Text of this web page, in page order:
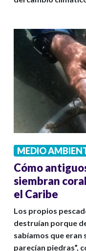
MEDIO
Cómo
siembran
el Caribe
Los propios
destruían porque
sabíamos que
parecían piedras”,